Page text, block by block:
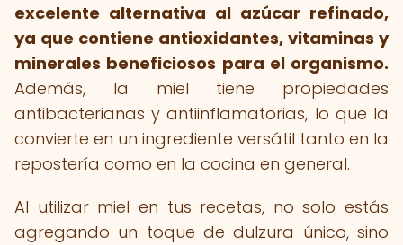
excelente alternativa al azúcar refinado,
ya que contiene antioxidantes, vitaminas y
minerales beneficiosos para el organismo.
Además, la miel tiene propiedades
antibacterianas y antiinflamatorias, lo que la
convierte en un ingrediente versátil tanto en la
repostería como en la cocina en general.
Al utilizar miel en tus recetas, no solo estás
agregando un toque de dulzura único, sino